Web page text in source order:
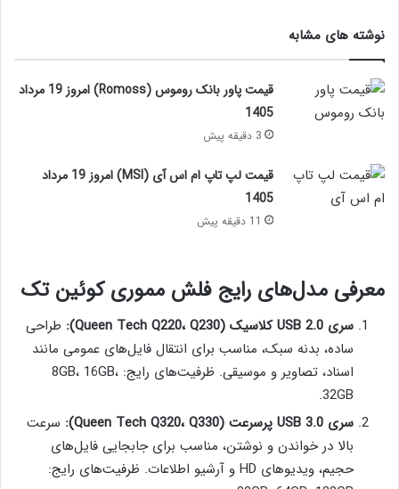
نوشته های مشابه
قیمت پاور بانک روموس (Romoss) امروز 19 مرداد
1405
3 دقیقه پیش
قیمت لپ تاپ ام اس آی (MSI) امروز 19 مرداد
1405
11 دقیقه پیش
معرفی مدل‌های رایج فلش مموری کوئین تک
سری USB 2.0 کلاسیک (Queen Tech Q220، Q230):
طراحی
ساده، بدنه سبک، مناسب برای انتقال فایل‌های عمومی مانند
اسناد، تصاویر و موسیقی. ظرفیت‌های رایج: 8GB، 16GB،
32GB.
سری USB 3.0 پرسرعت (Queen Tech Q320، Q330):
سرعت
بالا در خواندن و نوشتن، مناسب برای جابجایی فایل‌های
حجیم، ویدیوهای HD و آرشیو اطلاعات. ظرفیت‌های رایج: